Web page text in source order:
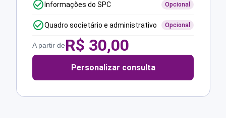
Informações do SPC Opcional
Quadro societário e administrativo Opcional
A partir deR$ 30,00
Personalizar consulta